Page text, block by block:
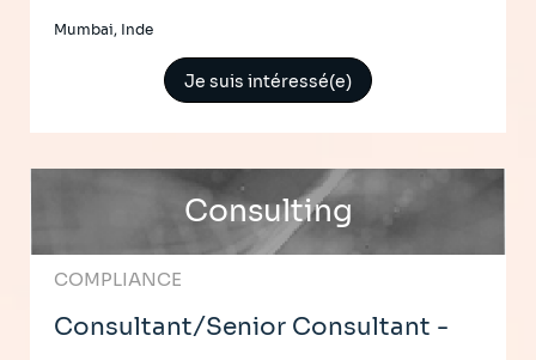
Mumbai, Inde
Je suis intéressé(e)
Consulting
COMPLIANCE
Consultant/Senior Consultant -